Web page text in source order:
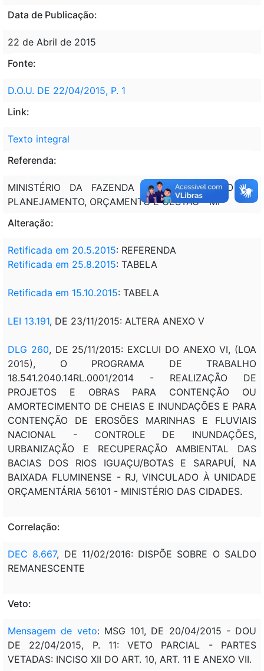
Data de Publicação:
22 de Abril de 2015
Fonte:
D.O.U. DE 22/04/2015, P. 1
Link:
Texto integral
Referenda:
MINISTÉRIO DA FAZENDA - MF; MINISTÉRIO DO
PLANEJAMENTO, ORÇAMENTO E GESTÃO - MP
Alteração:
Retificada em 20.5.2015: REFERENDA
Retificada em 25.8.2015: TABELA
Retificada em 15.10.2015: TABELA
LEI 13.191, DE 23/11/2015: ALTERA ANEXO V
DLG 260, DE 25/11/2015: EXCLUI DO ANEXO VI, (LOA
2015), O PROGRAMA DE TRABALHO
18.541.2040.14RL.0001/2014 - REALIZAÇÃO DE
PROJETOS E OBRAS PARA CONTENÇÃO OU
AMORTECIMENTO DE CHEIAS E INUNDAÇÕES E PARA
CONTENÇÃO DE EROSÕES MARINHAS E FLUVIAIS
NACIONAL - CONTROLE DE INUNDAÇÕES,
URBANIZAÇÃO E RECUPERAÇÃO AMBIENTAL DAS
BACIAS DOS RIOS IGUAÇU/BOTAS E SARAPUÍ, NA
BAIXADA FLUMINENSE - RJ, VINCULADO À UNIDADE
ORÇAMENTÁRIA 56101 - MINISTÉRIO DAS CIDADES.
Correlação:
DEC 8.667, DE 11/02/2016: DISPÕE SOBRE O SALDO
REMANESCENTE
Veto:
Mensagem de veto: MSG 101, DE 20/04/2015 - DOU
DE 22/04/2015, P. 11: VETO PARCIAL - PARTES
VETADAS: INCISO XII DO ART. 10, ART. 11 E ANEXO VII.